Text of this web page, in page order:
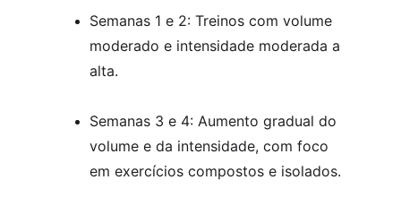
Semanas 1 e 2: Treinos com volume
moderado e intensidade moderada a
alta.
Semanas 3 e 4: Aumento gradual do
volume e da intensidade, com foco
em exercícios compostos e isolados.